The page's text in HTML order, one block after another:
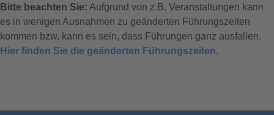
Bitte beachten Sie: Aufgrund von z.B. Veranstaltungen kann
es in wenigen Ausnahmen zu geänderten Führungszeiten
kommen bzw. kann es sein, dass Führungen ganz ausfallen.
Hier finden Sie die geänderten Führungszeiten.